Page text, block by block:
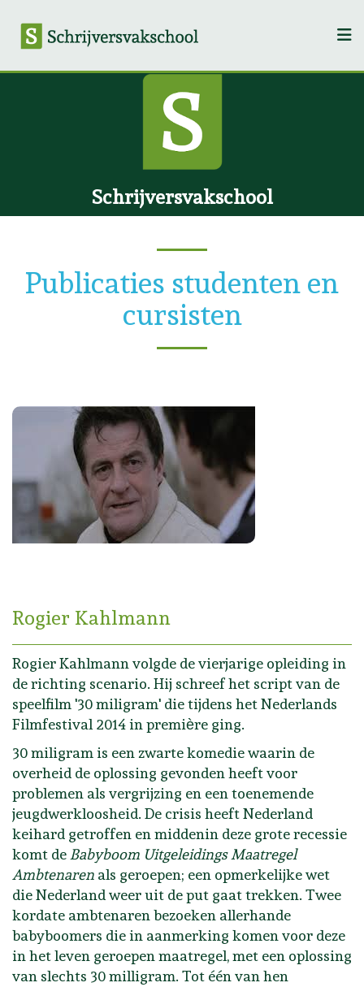
Schrijversvakschool
Publicaties studenten en
cursisten
Rogier Kahlmann
Rogier Kahlmann volgde de vierjarige opleiding in
de richting scenario. Hij schreef het script van de
speelfilm '30 miligram' die tijdens het Nederlands
Filmfestival 2014 in premiѐre ging.
30 miligram is een zwarte komedie waarin de
overheid de oplossing gevonden heeft voor
problemen als vergrijzing en een toenemende
jeugdwerkloosheid. De crisis heeft Nederland
keihard getroffen en middenin deze grote recessie
komt de Babyboom Uitgeleidings Maatregel
Ambtenaren als geroepen; een opmerkelijke wet
die Nederland weer uit de put gaat trekken. Twee
kordate ambtenaren bezoeken allerhande
babyboomers die in aanmerking komen voor deze
in het leven geroepen maatregel, met een oplossing
van slechts 30 milligram. Tot één van hen